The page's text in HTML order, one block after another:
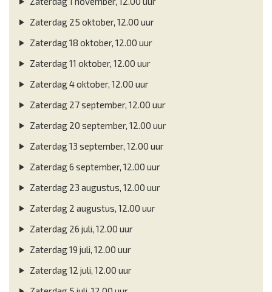
Zaterdag 25 oktober, 12.00 uur
Zaterdag 18 oktober, 12.00 uur
Zaterdag 11 oktober, 12.00 uur
Zaterdag 4 oktober, 12.00 uur
Zaterdag 27 september, 12.00 uur
Zaterdag 20 september, 12.00 uur
Zaterdag 13 september, 12.00 uur
Zaterdag 6 september, 12.00 uur
Zaterdag 23 augustus, 12.00 uur
Zaterdag 2 augustus, 12.00 uur
Zaterdag 26 juli, 12.00 uur
Zaterdag 19 juli, 12.00 uur
Zaterdag 12 juli, 12.00 uur